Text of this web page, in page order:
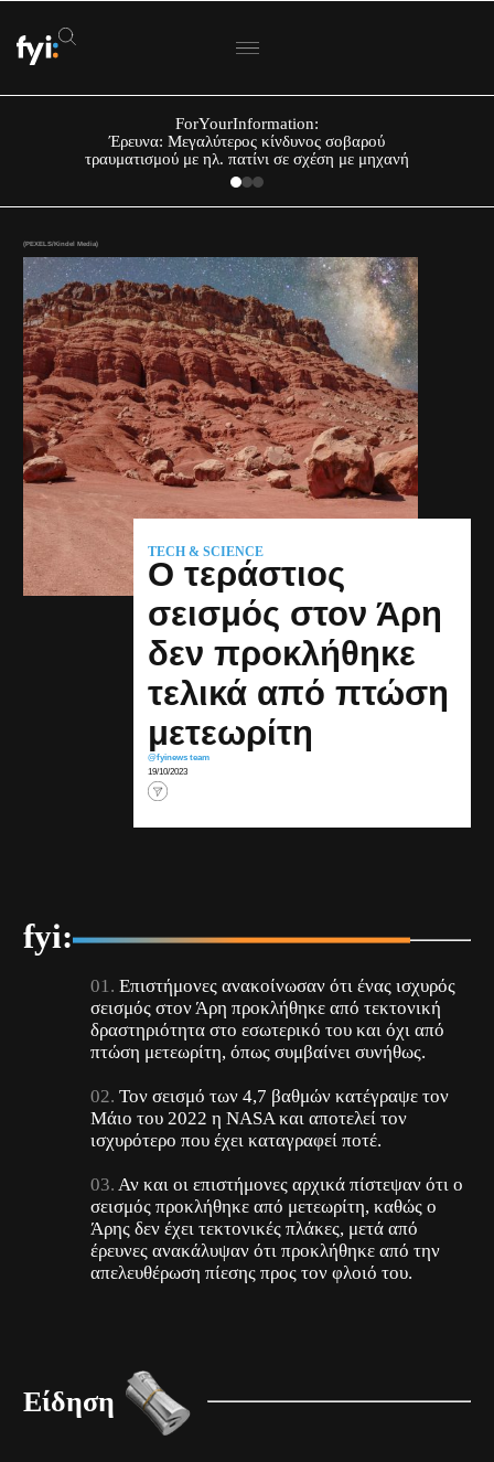
ForYourInformation:
Έρευνα: Μεγαλύτερος κίνδυνος σοβαρού
τραυματισμού με ηλ. πατίνι σε σχέση με μηχανή
(PEXELS/Kindel Media)
TECH & SCIENCE
Ο τεράστιος
σεισμός στον Άρη
δεν προκλήθηκε
τελικά από πτώση
μετεωρίτη
@fyinews team
19/10/2023
fyi:
Επιστήμονες ανακοίνωσαν ότι ένας ισχυρός
σεισμός στον Άρη προκλήθηκε από τεκτονική
δραστηριότητα στο εσωτερικό του και όχι από
πτώση μετεωρίτη, όπως συμβαίνει συνήθως.
Τον σεισμό των 4,7 βαθμών κατέγραψε τον
Μάιο του 2022 η NASA και αποτελεί τον
ισχυρότερο που έχει καταγραφεί ποτέ.
Αν και οι επιστήμονες αρχικά πίστεψαν ότι ο
σεισμός προκλήθηκε από μετεωρίτη, καθώς ο
Άρης δεν έχει τεκτονικές πλάκες, μετά από
έρευνες ανακάλυψαν ότι προκλήθηκε από την
απελευθέρωση πίεσης προς τον φλοιό του.
Είδηση